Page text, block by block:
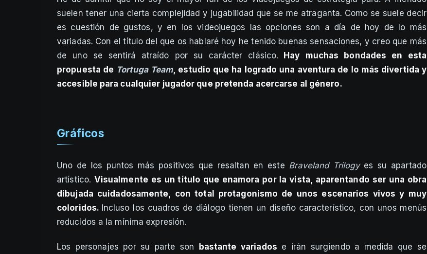
suelen tener una cierta complejidad y jugabilidad que se me atraganta. Como se suele decir
es cuestión de gustos, y en los videojuegos las opciones son a día de hoy de lo más
variadas. Con el título del que os hablaré hoy he tenido buenas sensaciones, y creo que más
de uno se sentirá atraído por su carácter clásico. Hay muchas bondades en esta
propuesta de Tortuga Team, estudio que ha logrado una aventura de lo más divertida y
accesible para cualquier jugador que pretenda acercarse al género.
Gráficos
Uno de los puntos más positivos que resaltan en este Braveland Trilogy es su apartado
artístico. Visualmente es un título que enamora por la vista, aparentando ser una obra
dibujada cuidadosamente, con total protagonismo de unos escenarios vivos y muy
coloridos. Incluso los cuadros de diálogo tienen un diseño característico, con unos menús
reducidos a la mínima expresión.
Los personajes por su parte son bastante variados e irán surgiendo a medida que se